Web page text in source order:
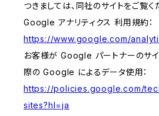
つきましては、同社のサイトをご覧く
Google アナリティクス 利用規約：
https://www.google.com/
お客様が Google パートナーのサイ
際の Google によるデータ使用：
https://policies.google.com/
sites?hl=ja